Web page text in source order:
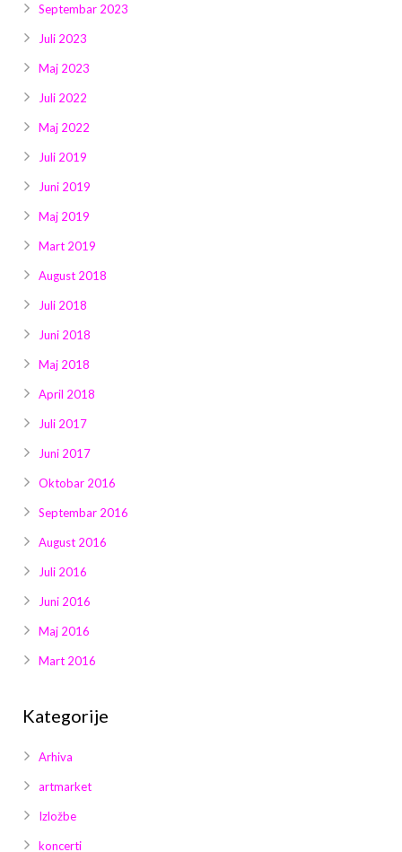
Septembar 2023
Juli 2023
Maj 2023
Juli 2022
Maj 2022
Juli 2019
Juni 2019
Maj 2019
Mart 2019
August 2018
Juli 2018
Juni 2018
Maj 2018
April 2018
Juli 2017
Juni 2017
Oktobar 2016
Septembar 2016
August 2016
Juli 2016
Juni 2016
Maj 2016
Mart 2016
Kategorije
Arhiva
artmarket
Izložbe
koncerti